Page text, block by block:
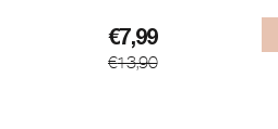
€13,90
Oorspronkelijke
prijs
€7,99
Huidige
prijs